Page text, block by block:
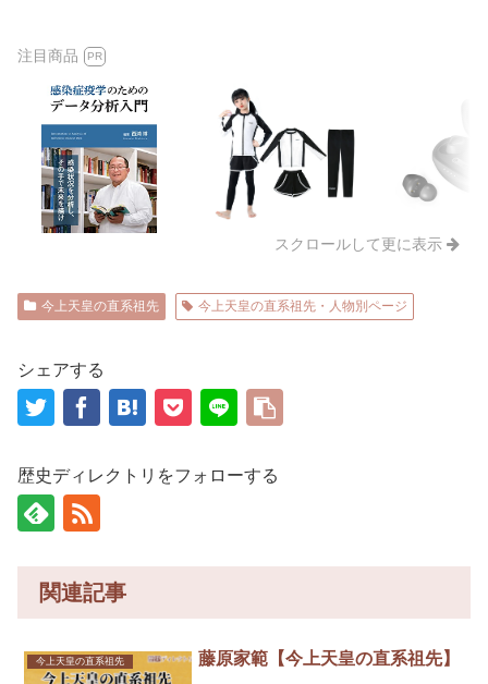
注目商品 PR
スクロールして更に表示
今上天皇の直系祖先 今上天皇の直系祖先・人物別ページ
シェアする
歴史ディレクトリをフォローする
関連記事
今上天皇の直系祖先 藤原家範【今上天皇の直系祖先】